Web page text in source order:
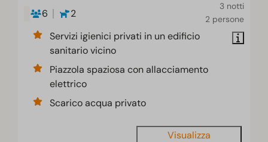
3 notti
2 persone
6
2
Servizi igienici privati in un edificio
sanitario vicino
Piazzola spaziosa con allacciamento
elettrico
Scarico acqua privato
Visualizza